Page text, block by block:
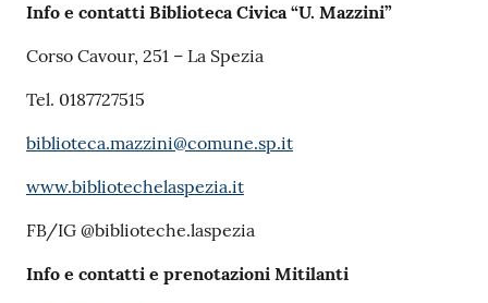
Info e contatti Biblioteca Civica “U. Mazzini”
Corso Cavour, 251 – La Spezia
Tel. 0187727515
biblioteca.mazzini@comune.sp.it
www.bibliotechelaspezia.it
FB/IG @biblioteche.laspezia
Info e contatti e prenotazioni Mitilanti